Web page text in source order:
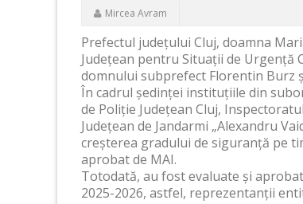
Mircea Avram
Prefectul județului Cluj, doamna
Județean pentru Situații de Urgență
domnului subprefect Florentin
În cadrul ședinței instituțiile din
de Poliție Județean Cluj,
Județean de Jandarmi „Alexandru
creșterea gradului de siguranță pe
aprobat de MAI.
Totodată, au fost evaluate și
2025-2026, astfel, reprezentanții